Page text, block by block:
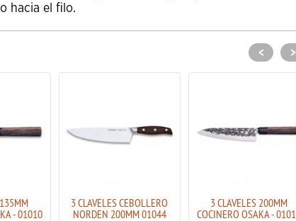
hacia el filo.
- 01010
3 CLAVELES CEBOLLERO
NORDEN 200MM 01044
3 CLAVELES 200MM
COCINERO OSAKA -
< >